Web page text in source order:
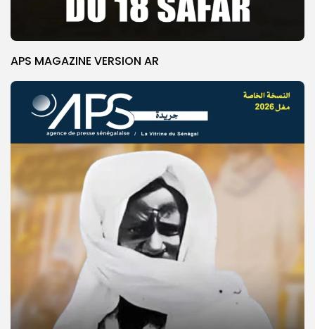
© Copyright 2025, APS
APS MAGAZINE VERSION AR